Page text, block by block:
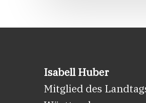
Neckarsulm
Isabell Huber
Mitglied des